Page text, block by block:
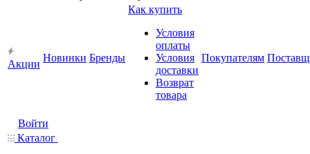
Акции
Новинки Бренды
Как купить
Условия
оплаты
Условия
доставки
Возврат
товара
Покупателям
Войти
Каталог